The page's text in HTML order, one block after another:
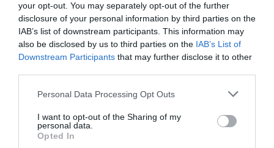
your opt-out. You may separately opt-out of the further
disclosure of your personal information by third parties on the
IAB’s list of downstream participants. This information may
also be disclosed by us to third parties on the IAB’s List of
Downstream Participants that may further disclose it to other
Please note that this website/app uses one or more Google
not limited to your visit or usage behaviour. You may click to
grant or deny consent to Google and its third-party tags to
use your data for below specified purposes in below Google
Personal Data Processing Opt Outs
I want to opt-out of the Sharing of my
personal data.
Opted In
A KOALA EVOLÚCIÓS MÚLTJA
EUKALIPTUSZRÁGCSÁLÁS
2026-08-07
A KORALLZÁTONY NEM CSAK
LAKÓJÁT MUTATTA MEG
2026-08-06